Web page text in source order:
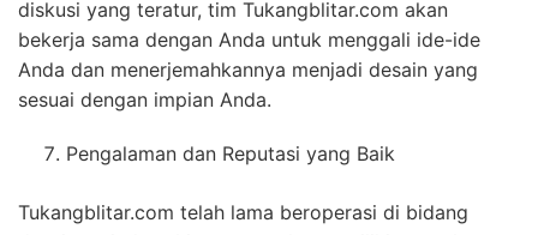
diskusi yang teratur, tim Tukangblitar.com akan
bekerja sama dengan Anda untuk menggali ide-ide
Anda dan menerjemahkannya menjadi desain yang
sesuai dengan impian Anda.
Pengalaman dan Reputasi yang Baik
Tukangblitar.com telah lama beroperasi di bidang